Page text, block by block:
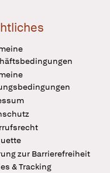
zur Barrierefreiheit
& Tracking